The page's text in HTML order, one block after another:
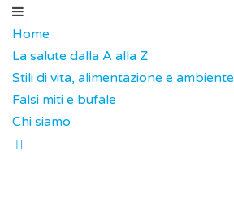
Home
La salute dalla A alla Z
Stili di vita, alimentazione e ambiente
Falsi miti e bufale
Chi siamo